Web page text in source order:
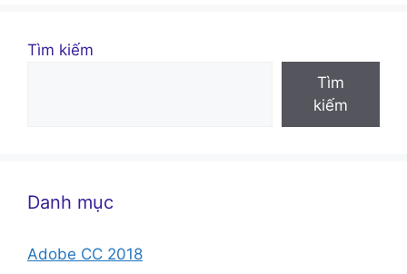
Tìm kiếm
Tìm
kiếm
Danh mục
Adobe CC 2018